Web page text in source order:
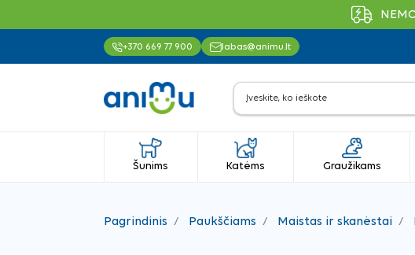
+370 669 77 900 labas@animu.lt
Šunims Katėms Graužikams
Pagrindinis Paukščiams Maistas ir skanėstai